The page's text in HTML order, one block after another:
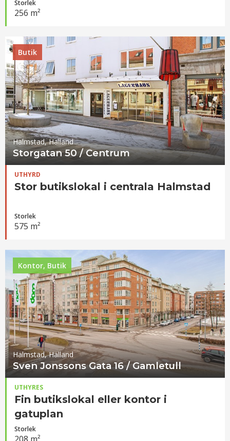
Storlek
256 m²
Butik
Halmstad, Halland
Storgatan 50 / Centrum
UTHYRD
Stor butikslokal i centrala Halmstad
Storlek
575 m²
Kontor, Butik
Halmstad, Halland
Sven Jonssons Gata 16 / Gamletull
UTHYRES
Fin butikslokal eller kontor i
gatuplan
Storlek